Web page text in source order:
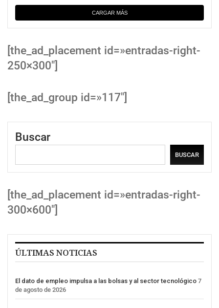
CARGAR MÁS
[the_ad_placement id=»entradas-right-
250×300″]
[the_ad_group id=»117″]
Buscar
BUSCAR
[the_ad_placement id=»entradas-right-
300×600″]
ÚLTIMAS NOTICIAS
El dato de empleo impulsa a las bolsas y al sector tecnológico 7
de agosto de 2026